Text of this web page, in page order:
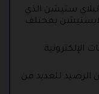
ستيشن الذي
بمختلف
الرصيد للعديد من